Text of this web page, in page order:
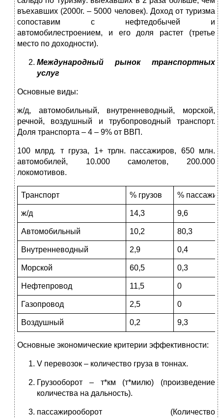
въехавших (2000г. – 5000 человек). Доход от туризма
сопоставим с нефтедобычей и
автомобилестроением, и его доля растет (третье
место по доходности).
Международный рынок транспортных
услуг
Основные виды:
ж/д, автомобильный, внутренневодный, морской,
речной, воздушный и трубопроводный транспорт.
Доля транспорта – 4 – 9% от ВВП.
100 млрд. т груза, 1+ трлн. пассажиров, 650 млн.
автомобилей, 10.000 самолетов, 200.000
локомотивов.
Транспорт % грузов %
ж/д 14,3 9,6
Автомобильный 10,2 80,3
Внутренневодный 2,9 0,4
Морской 60,5 0,3
Нефтепровод 11,5 0
Газопровод 2,5 0
Воздушный 0,2 9,3
Основные экономические критерии эффективности:
V перевозок – количество груза в тоннах.
Грузооборот – т*км (т*милю) (произведение
количества на дальность).
пассажирооборот (Количество